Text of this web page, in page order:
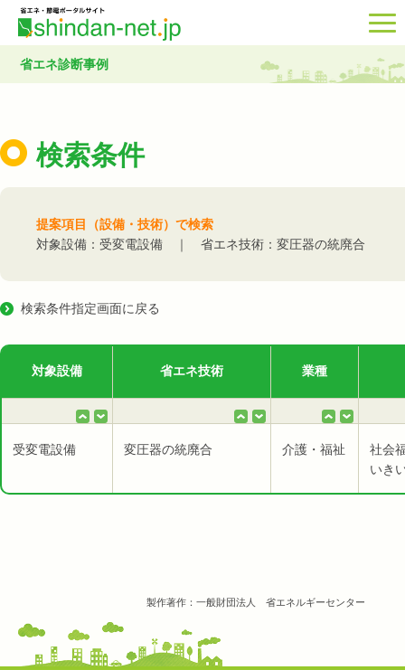
省エネ診断事例
検索条件
提案項目（設備・技術）で検索
対象設備：受変電設備 ｜ 省エネ技術：変圧器の統廃合
検索条件指定画面に戻る
対象設備 省エネ技術 業種
受変電設備 変圧器の統廃合 介護・福祉
社会
いき
製作著作：一般財団法人 省エネルギーセンター